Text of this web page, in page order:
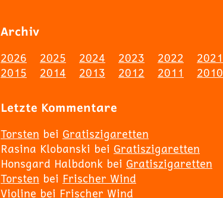
Archiv
2026 2025 2024 2023 2022 2021
2015
2014 2013 2012 2011 2010
Letzte Kommentare
Torsten bei Gratiszigaretten
Rasina Klobanski bei Gratiszigaretten
Honsgard Halbdonk bei Gratiszigaretten
Torsten bei Frischer Wind
Violine bei Frischer Wind